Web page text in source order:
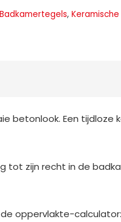
Badkamertegels,
betonlook. Een
tot zijn recht in de
oppervlakte-